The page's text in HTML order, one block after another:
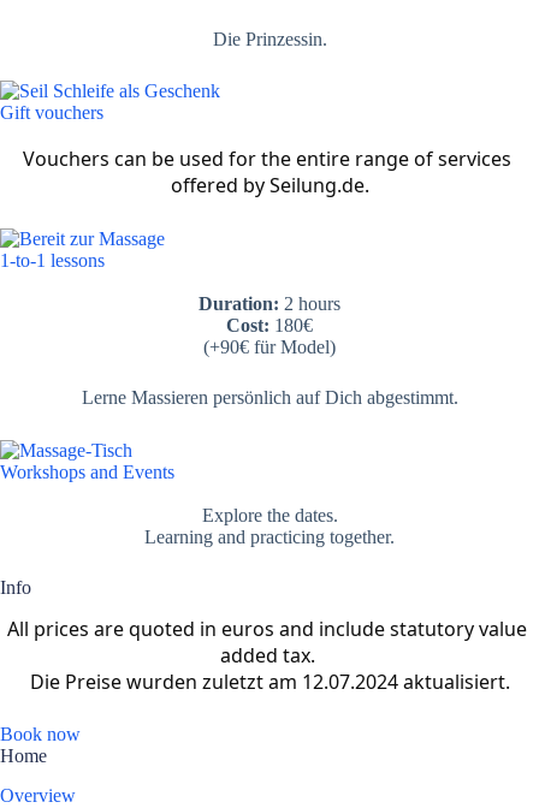
Die Prinzessin.
Gift vouchers
Vouchers can be used for the entire range of services
offered by Seilung.de.
1-to-1 lessons
Duration: 2 hours
Cost: 180€
(+90€ für Model)
Lerne Massieren persönlich auf Dich abgestimmt.
Workshops and Events
Explore the dates.
Learning and practicing together.
Info
All prices are quoted in euros and include statutory value
added tax.
Die Preise wurden zuletzt am 12.07.2024 aktualisiert.
Book now
Home
Overview